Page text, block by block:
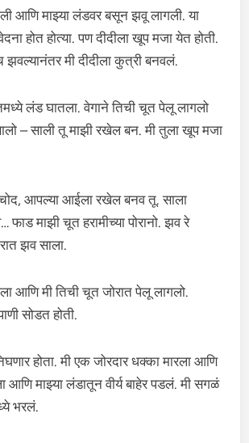
आणि माझ्या लंडवर बसून झवू लागली. या
होत होत्या. पण दीदीला खूप मजा येत होती.
मी दीदीला कुत्री बनवलं.
लंड घातला. वेगाने तिची चूत पेलू लागलो
– साली तू माझी रखेल बन. मी तुला खूप मजा
आपल्या आईला रखेल बनव तू. साला
माझी चूत हरामीच्या पोरानो. झव रे
झव साला.
आणि मी तिची चूत जोरात पेलू लागलो.
सोडत होती.
होता. मी एक जोरदार धक्का मारला आणि
माझ्या लंडातून वीर्य बाहेर पडलं. मी सगळं
भरलं.